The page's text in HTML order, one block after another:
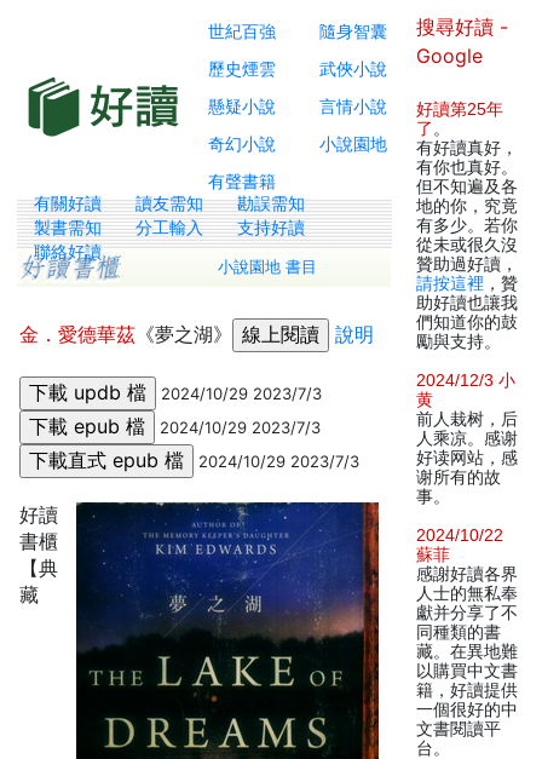
世紀百強
隨身智囊
歷史煙雲
武俠小說
懸疑小說
言情小說
奇幻小說
小說園地
有聲書籍
有關好讀 讀友需知
勘誤需知
製書需知
分工輸入
支持好讀
聯絡好讀
小說園地 書目
金．愛德華茲 《夢之湖》 說明
2024/10/29 2023/7/3
2024/10/29 2023/7/3
2024/10/29 2023/7/3
好讀
書櫃
【典
藏
搜尋好讀 -
Google
好讀第25年
了 。
有好讀真好，
有你也真好。
但不知遍及各
地的你，究竟
有多少。若你
從未或很久沒
贊助過好讀，
請按這裡 ，贊
助好讀也讓我
們知道你的鼓
勵與支持。
2024/12/3 小
黄
前人栽树，后
人乘凉。感谢
好读网站，感
谢所有的故
事。
2024/10/22
蘇菲
感謝好讀各界
人士的無私奉
獻并分享了不
同種類的書
藏。在異地難
以購買中文書
籍，好讀提供
一個很好的中
文書閱讀平
台。